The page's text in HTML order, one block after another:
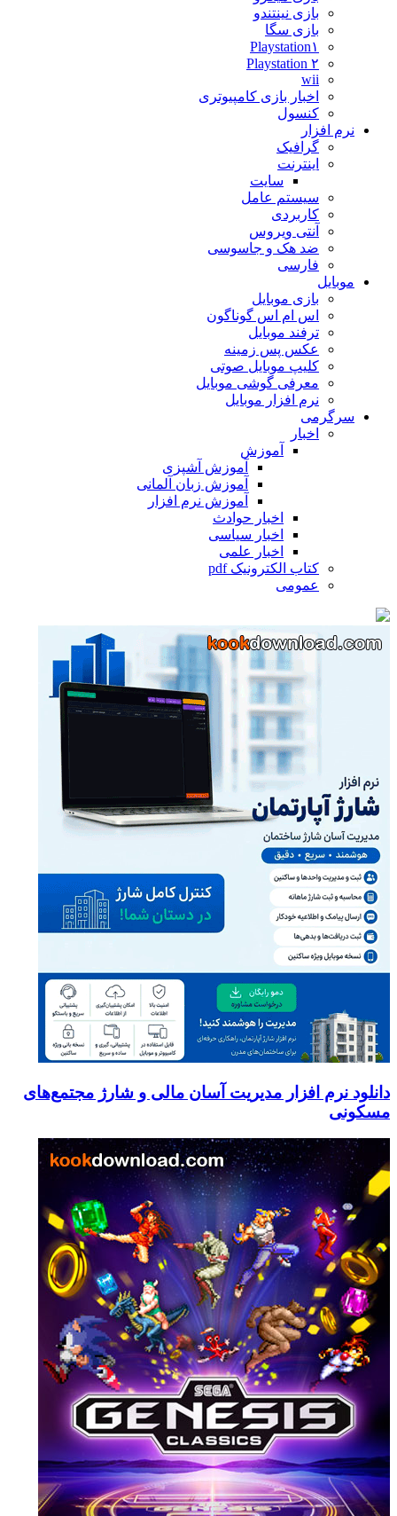
بازی نینتندو
بازی سگا
Playstation۱
Playstation ۲
wii
اخبار بازی کامپیوتری
کنسول
نرم افزار
گرافیک
اینترنت
سایت
سیستم عامل
کاربردی
آنتی ویروس
ضد هک و جاسوسی
فارسی
موبایل
بازی موبایل
اس ام اس گوناگون
ترفند موبایل
عکس پس زمینه
کلیپ موبایل صوتی
معرفی گوشی موبایل
نرم افزار موبایل
سرگرمی
اخبار
آموزش
آموزش آشپزی
آموزش زبان آلمانی
آموزش نرم افزار
اخبار حوادث
اخبار سیاسی
اخبار علمی
کتاب الکترونیک pdf
عمومی
دانلود نرم افزار مدیریت آسان مالی و شارژ مجتمع‌های
مسکونی